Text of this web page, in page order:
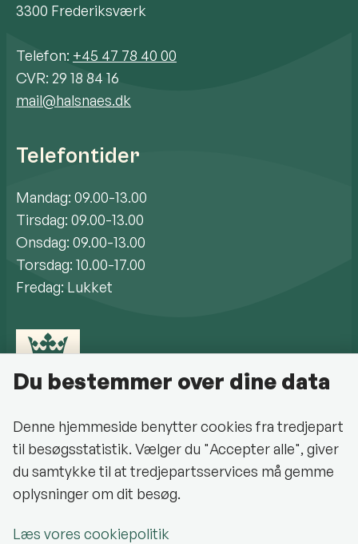
3300 Frederiksværk
Telefon: +45 47 78 40 00
CVR: 29 18 84 16
mail@halsnaes.dk
Telefontider
Mandag: 09.00-13.00
Tirsdag: 09.00-13.00
Onsdag: 09.00-13.00
Torsdag: 10.00-17.00
Fredag: Lukket
Cookiepolitik
Du bestemmer over dine data
Denne hjemmeside benytter cookies fra tredjepart
til besøgsstatistik. Vælger du "Accepter alle", giver
du samtykke til at tredjepartsservices må gemme
oplysninger om dit besøg.
Læs vores cookiepolitik